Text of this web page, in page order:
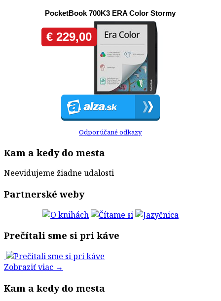
Odporúčané odkazy
Kam a kedy do mesta
Neevidujeme žiadne udalosti
Partnerské weby
Prečítali sme si pri káve
Zobraziť viac →
Kam a kedy do mesta